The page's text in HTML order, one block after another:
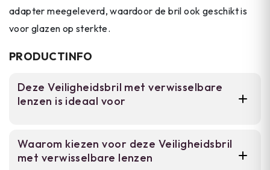
adapter meegeleverd, waardoor de bril ook geschikt is
voor glazen op sterkte.
PRODUCTINFO
Deze Veiligheidsbril met verwisselbare
lenzen is ideaal voor
bouwvakkers en schutters die een
betrouwbare veiligheidsbril nodig hebben
Waarom kiezen voor deze Veiligheidsbril
met verwisselbare lenzen